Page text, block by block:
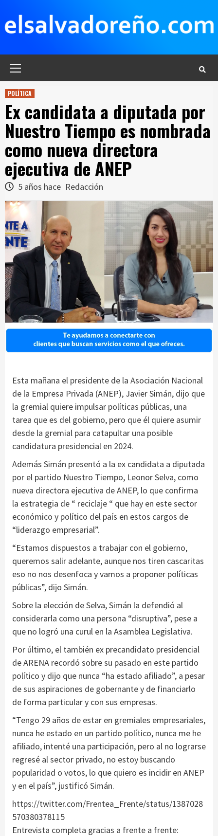
contenido
POLÍTICA
Ex candidata a diputada por
Nuestro Tiempo es nombrada
como nueva directora
ejecutiva de ANEP
5 años hace Redacción
Esta mañana el presidente de la Asociación Nacional
de la Empresa Privada (ANEP), Javier Simán, dijo que
la gremial quiere impulsar políticas públicas, una
tarea que es del gobierno, pero que él quiere asumir
desde la gremial para catapultar una posible
candidatura presidencial en 2024.
Además Simán presentó a la ex candidata a diputada
por el partido Nuestro Tiempo, Leonor Selva, como
nueva directora ejecutiva de ANEP, lo que confirma
la estrategia de “ reciclaje “ que hay en este sector
económico y político del país en estos cargos de
“liderazgo empresarial”.
“Estamos dispuestos a trabajar con el gobierno,
queremos salir adelante, aunque nos tiren cascaritas
eso no nos desenfoca y vamos a proponer políticas
públicas”, dijo Simán.
Sobre la elección de Selva, Simán la defendió al
considerarla como una persona “disruptiva”, pese a
que no logró una curul en la Asamblea Legislativa.
Por último, el también ex precandidato presidencial
de ARENA recordó sobre su pasado en este partido
político y dijo que nunca “ha estado afiliado”, a pesar
de sus aspiraciones de gobernante y de financiarlo
de forma particular y con sus empresas.
“Tengo 29 años de estar en gremiales empresariales,
nunca he estado en un partido político, nunca me he
afiliado, intenté una participación, pero al no lograrse
regresé al sector privado, no estoy buscando
popularidad o votos, lo que quiero es incidir en ANEP
y en el país”, justificó Simán.
https://twitter.com/Frentea_Frente/status/1387028
570380378115
Entrevista completa gracias a frente a frente: